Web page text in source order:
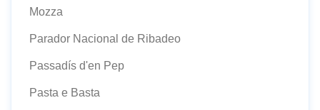
Mozza
Parador Nacional de Ribadeo
Passadís d'en Pep
Pasta e Basta